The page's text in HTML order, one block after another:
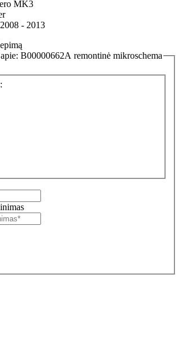
MK3
- 2013
B00000662A remontinė mikroschema